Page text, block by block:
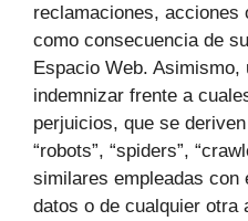
reclamaciones, acciones
como consecuencia de
Espacio Web. Asimismo,
indemnizar frente a
perjuicios, que se
“robots”, “spiders”,
similares empleadas con
datos o de cualquier otra